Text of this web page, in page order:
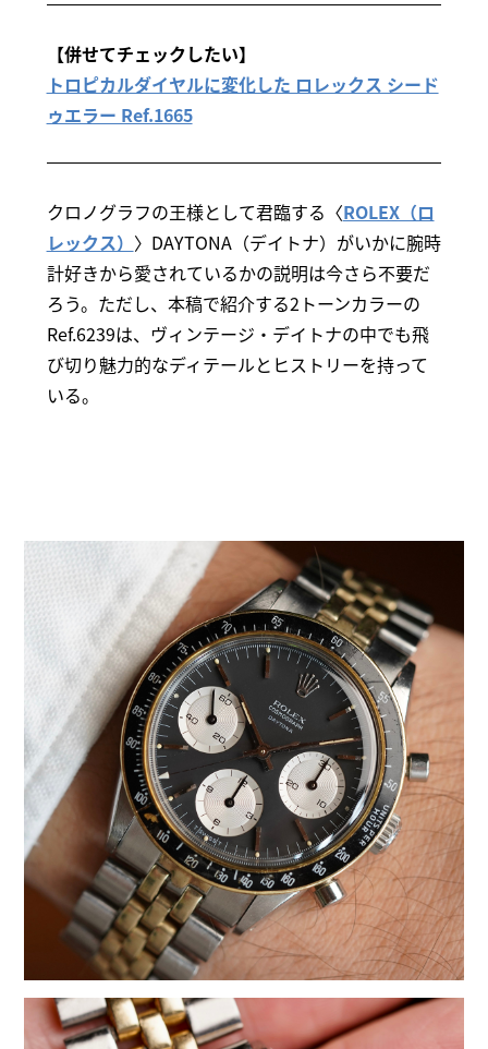
【併せてチェックしたい】
トロピカルダイヤルに変化した ロレックス シード
ゥエラー Ref.1665
クロノグラフの王様として君臨する〈ROLEX（ロ
レックス） 〉DAYTONA（デイトナ）がいかに腕時
計好きから愛されているかの説明は今さら不要だ
ろう。ただし、本稿で紹介する2トーンカラーの
Ref.6239は、ヴィンテージ・デイトナの中でも飛
び切り魅力的なディテールとヒストリーを持って
いる。